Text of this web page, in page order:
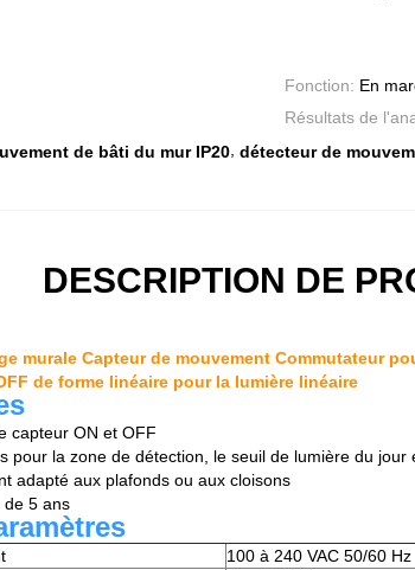
Fonction: En
Résultats de
de bâti du mur IP20, détecteur de
DESCRIPTION DE
murale Capteur de mouvement Commutateur
de forme linéaire pour la lumière linéaire
capteur ON et OFF
pour la zone de détection, le seuil de lumière du jour
adapté aux plafonds ou aux cloisons
de 5 ans
100 à 240 VAC 50/60 Hz